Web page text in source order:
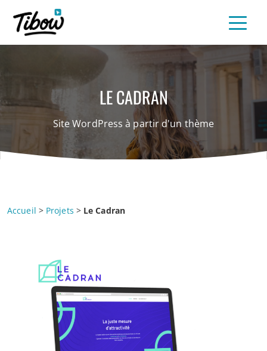
LE CADRAN
Site WordPress à partir d'un thème
Accueil > Projets > Le Cadran